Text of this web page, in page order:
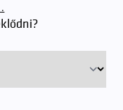
nyitja.
egy aznapi fizetős